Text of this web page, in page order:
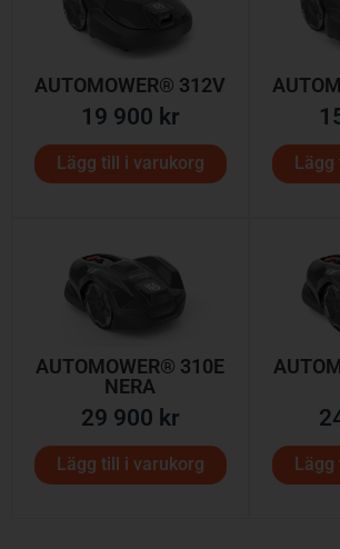
AUTOMOWER® 312V
19 900 kr
Lägg till i varukorg Lägg
AUTOMOWER® 310E
NERA
29 900 kr
Lägg till i varukorg Lägg